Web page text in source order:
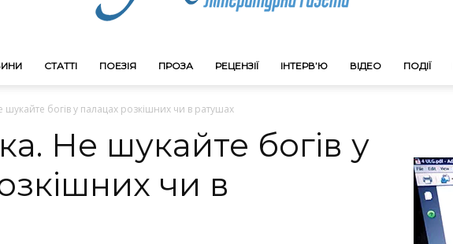
СТАТТІ ПОЕЗІЯ ПРОЗА РЕЦЕНЗІЇ ІНТЕРВ’Ю ВІДЕО ПОДІЇ
шукайте богів у палацах розкішних чи в ратушах
Не шукайте богів у
чи в